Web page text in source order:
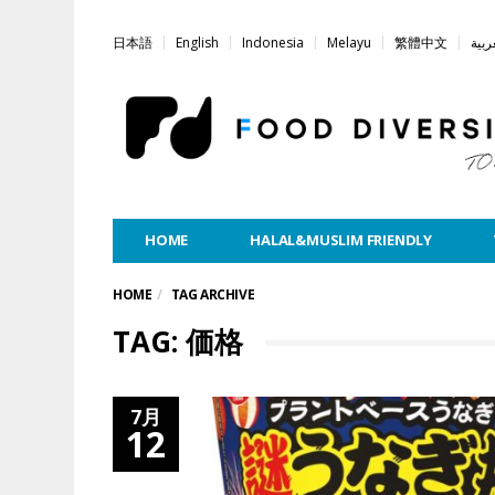
日本語 English Indonesia Melayu 繁體中文
HOME HALAL&MUSLIM FRIENDLY
HOME TAG ARCHIVE
TAG: 価格
7月
12